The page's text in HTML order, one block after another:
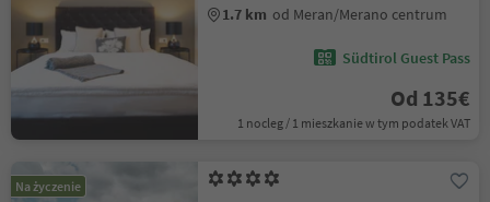
1.7 km od Meran/Merano centrum
Südtirol Guest Pass
Od 135€
1 nocleg / 1 mieszkanie w tym podatek VAT
Na życzenie